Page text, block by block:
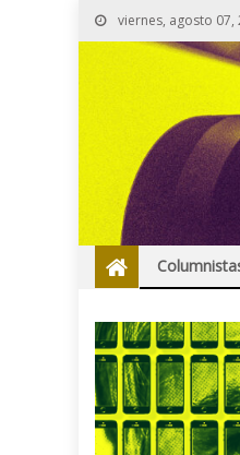
viernes, agosto 07,